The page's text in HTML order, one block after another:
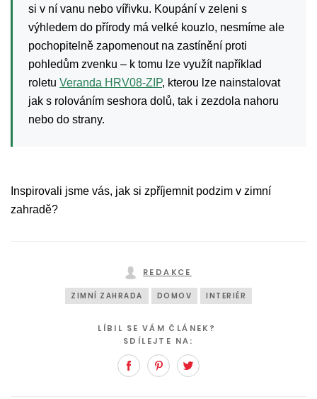
si v ní vanu nebo vířivku. Koupání v zeleni s
výhledem do přírody má velké kouzlo, nesmíme ale
pochopitelně zapomenout na zastínění proti
pohledům zvenku – k tomu lze využít například
roletu Veranda HRV08-ZIP, kterou lze nainstalovat
jak s rolováním seshora dolů, tak i zezdola nahoru
nebo do strany.
Inspirovali jsme vás, jak si zpříjemnit podzim v zimní
zahradě?
REDAKCE
ZIMNÍ ZAHRADA DOMOV INTERIÉR
LÍBIL SE VÁM ČLÁNEK?
SDÍLEJTE NA:
FacebookPinterest